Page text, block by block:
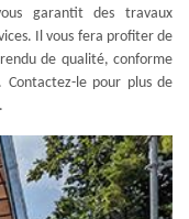
garantit des travaux
Il vous fera profiter de
de qualité, conforme
le pour plus de